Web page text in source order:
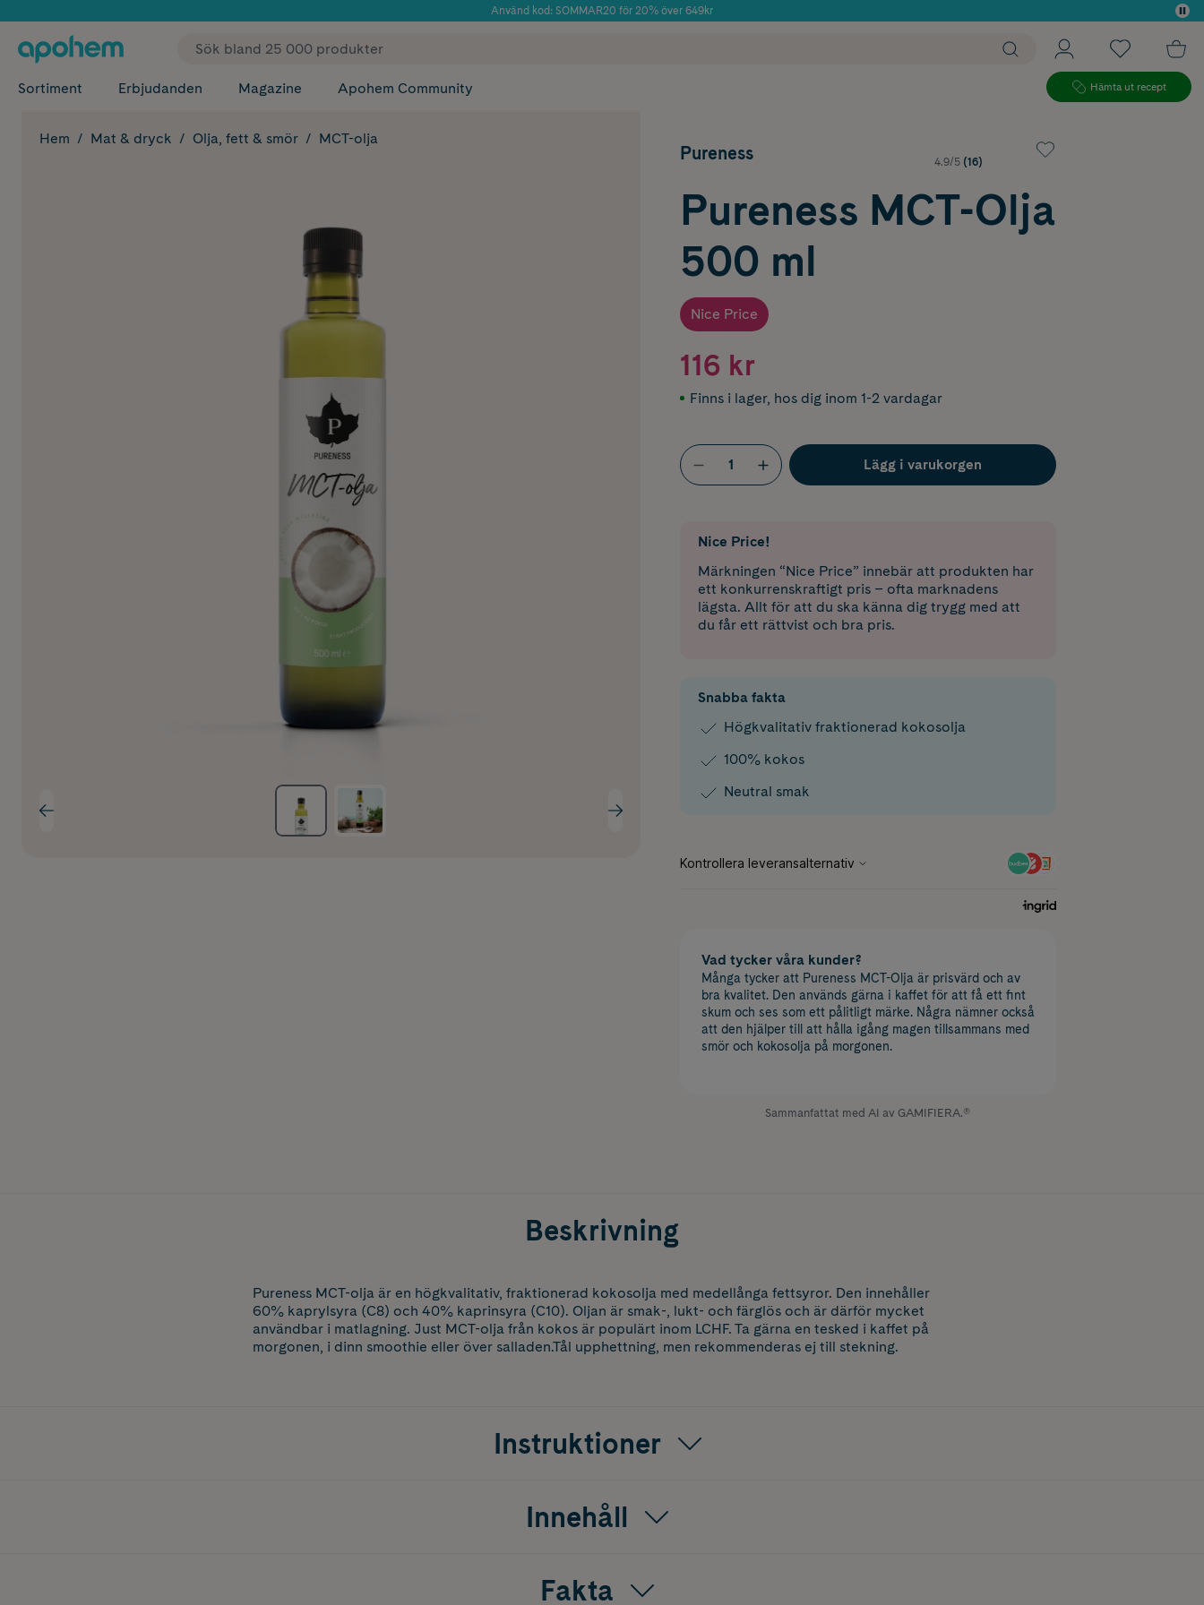
Använd kod: SOMMAR20 för 20% över 649kr
✓ Fri frakt
Sortiment Erbjudanden Magazine Apohem Community Hämta ut recept
Hem Mat & dryck Olja, fett & smör MCT-olja
Pureness 4.9/5 (16)
Pureness MCT-Olja
500 ml
Nice Price
116 kr
Finns i lager, hos dig inom 1-2 vardagar
Lägg i varukorgen
Nice Price!
Märkningen “Nice Price” innebär att produkten har
ett konkurrenskraftigt pris – ofta marknadens
lägsta. Allt för att du ska känna dig trygg med att
du får ett rättvist och bra pris.
Snabba fakta
Högkvalitativ fraktionerad kokosolja
100% kokos
Neutral smak
Vad tycker våra kunder?
Många tycker att Pureness MCT-Olja är prisvärd och av
bra kvalitet. Den används gärna i kaffet för att få ett fint
skum och ses som ett pålitligt märke. Några nämner också
att den hjälper till att hålla igång magen tillsammans med
smör och kokosolja på morgonen.
Sammanfattat med AI av GAMIFIERA.®
Beskrivning
Pureness MCT-olja är en högkvalitativ, fraktionerad kokosolja med medellånga fettsyror. Den innehåller
60% kaprylsyra (C8) och 40% kaprinsyra (C10). Oljan är smak-, lukt- och färglös och är därför mycket
användbar i matlagning. Just MCT-olja från kokos är populärt inom LCHF. Ta gärna en tesked i kaffet på
morgonen, i dinn smoothie eller över salladen.Tål upphettning, men rekommenderas ej till stekning.
Instruktioner
Innehåll
Fakta